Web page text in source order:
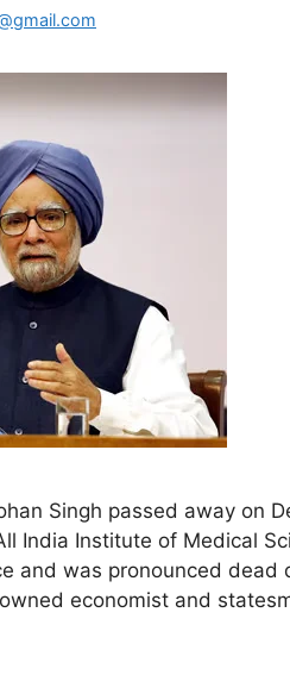
Singh passed away on
India Institute of Medical
and was pronounced dead
economist and